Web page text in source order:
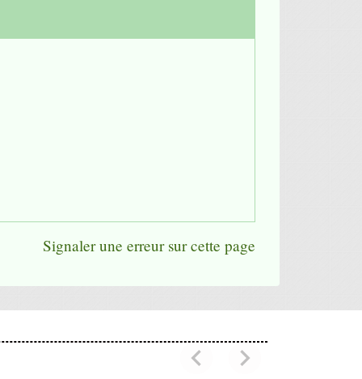
Signaler une erreur sur cette page
chevron_leftPreviouschevron_rightNext